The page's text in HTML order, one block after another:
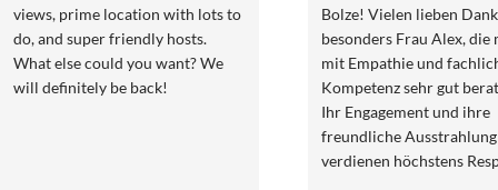
views, prime location with lots to
do, and super friendly hosts.
What else could you want? We
will definitely be back!
Bolze! Vielen lieben
besonders Frau Alex, die
mit Empathie und
Kompetenz sehr gut
Ihr Engagement und ihre
freundliche Ausstrahlung
verdienen höchstens